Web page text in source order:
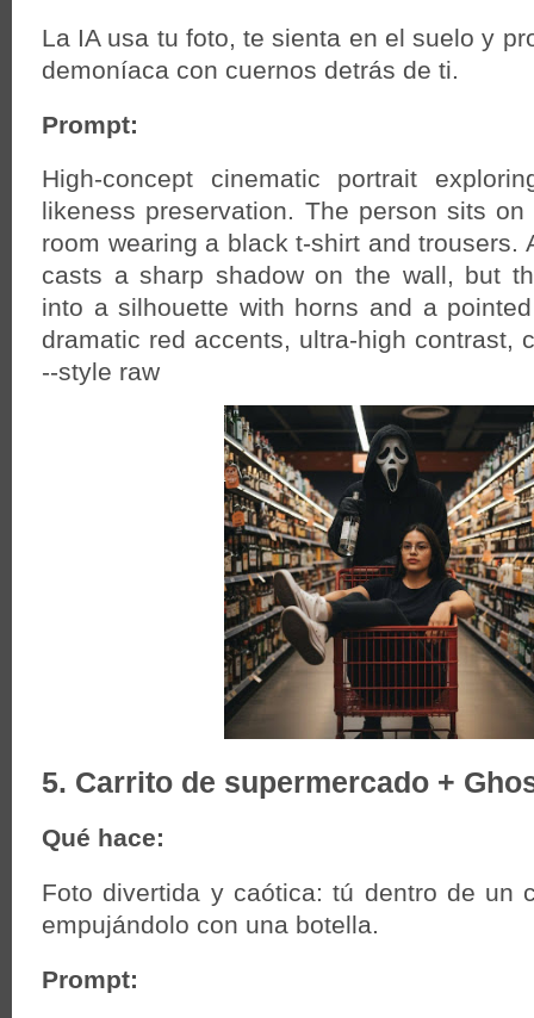
La IA usa tu foto, te sienta en el suelo y
demoníaca con cuernos detrás de ti.
Prompt:
High-concept cinematic portrait
likeness preservation. The person sits
room wearing a black t-shirt and trousers.
casts a sharp shadow on the wall, but
into a silhouette with horns and a
dramatic red accents, ultra-high contrast,
--style raw
5. Carrito de supermercado +
Qué hace:
Foto divertida y caótica: tú dentro de un
empujándolo con una botella.
Prompt: